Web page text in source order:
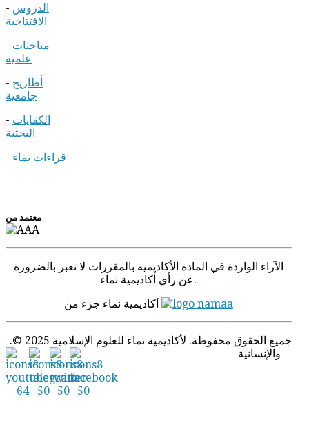
- الدروس
الافتتاحية
- مباحثات
علمية
- أطاريح
جامعية
- الكفايات
البحثية
- قراءات نماء
معتمد من
الآراء الواردة في المادة الأكادیمیة بالمقررات لا تعبر بالضرورة
عن رأي أكاديمية نماء.
.© 2025 جميع الحقوق محفوظة. لأكاديمية نماء للعلوم الإسلامية